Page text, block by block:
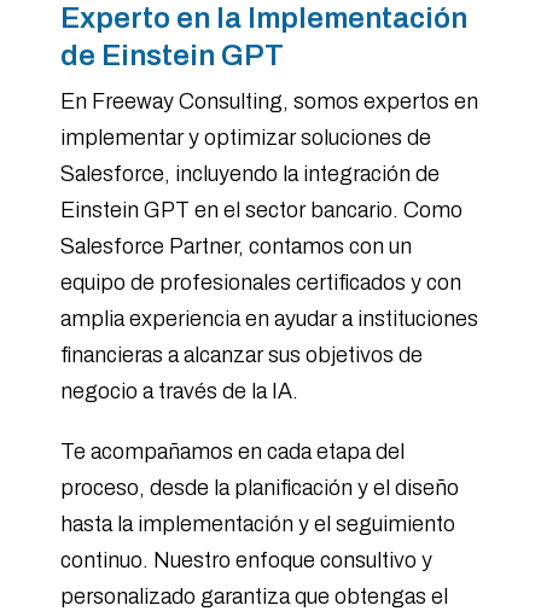
Experto en la Implementación
de Einstein GPT
En Freeway Consulting, somos expertos en
implementar y optimizar soluciones de
Salesforce, incluyendo la integración de
Einstein GPT en el sector bancario. Como
Salesforce Partner, contamos con un
equipo de profesionales certificados y con
amplia experiencia en ayudar a instituciones
financieras a alcanzar sus objetivos de
negocio a través de la IA.
Te acompañamos en cada etapa del
proceso, desde la planificación y el diseño
hasta la implementación y el seguimiento
continuo. Nuestro enfoque consultivo y
personalizado garantiza que obtengas el